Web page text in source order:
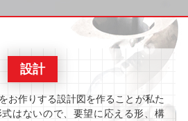
設計
お作りする設計図を作ることが私た
はないので、要望に応える形、構